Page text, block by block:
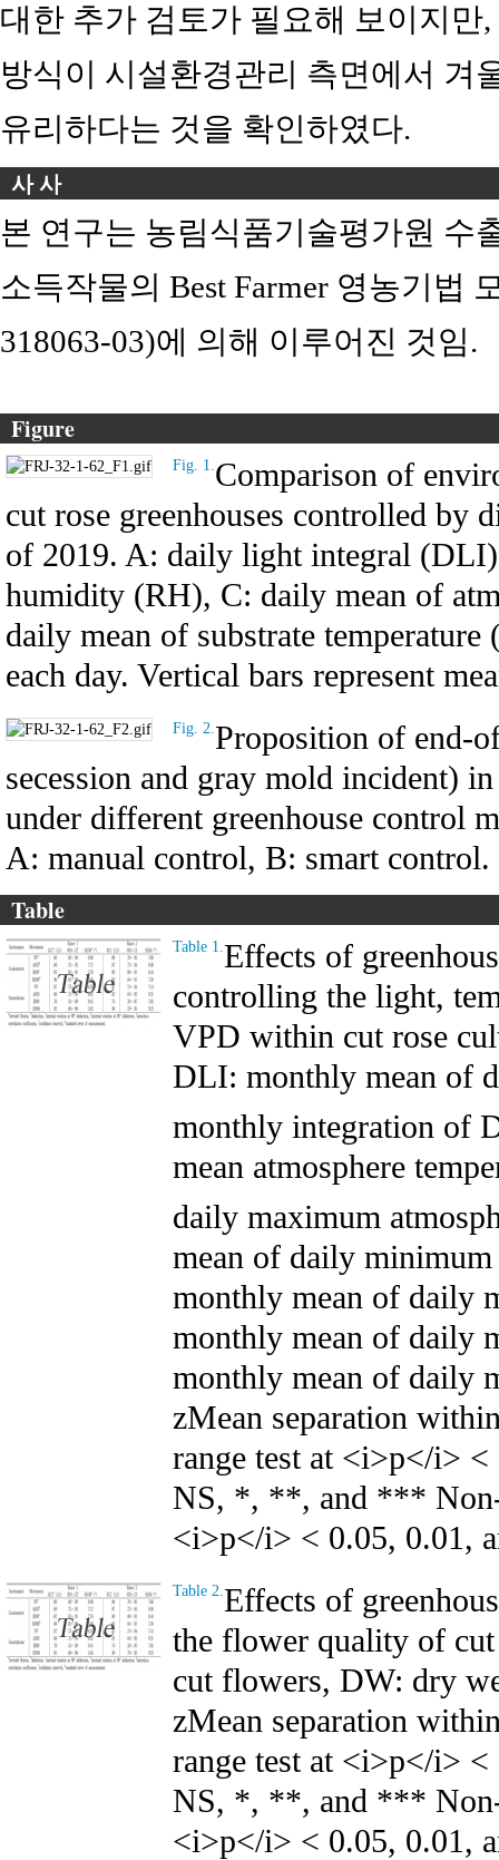
대한 추가 검토가 필요해 보이지만
방식이 시설환경관리 측면에서 겨
유리하다는 것을 확인하였다.
사 사
본 연구는 농림식품기술평가원 수
소득작물의 Best Farmer 영농기법
318063-03)에 의해 이루어진 것임.
Figure
Fig. 1. Comparison of
cut rose greenhouses controlled by
of 2019. A: daily light integral
humidity (RH), C: daily mean of
daily mean of substrate
each day. Vertical bars represent
Fig. 2. Proposition of end-
secession and gray mold incident)
under different greenhouse control
A: manual control, B: smart control.
Table
Table 1. Effects of
controlling the light,
VPD within cut rose
DLI: monthly mean of
monthly integration of
mean atmosphere
daily maximum
mean of daily minimum
monthly mean of daily
monthly mean of daily
monthly mean of daily
zMean separation
range test at <i>p</i> <
NS, *, **, and ***
<i>p</i> < 0.05, 0.01,
Table 2. Effects of
the flower quality of cut
cut flowers, DW: dry
zMean separation
range test at <i>p</i> <
NS, *, **, and ***
<i>p</i> < 0.05, 0.01,